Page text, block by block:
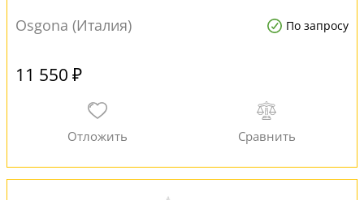
Osgona (Италия) По запросу
11 550 ₽